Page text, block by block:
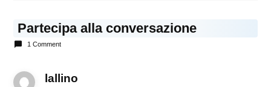
Partecipa alla conversazione
1 Comment
lallino